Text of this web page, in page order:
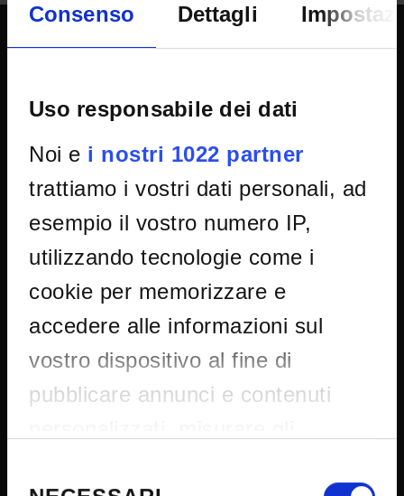
Consenso Dettagli
Uso responsabile dei dati
Noi e i nostri 1022 partner
trattiamo i vostri dati personali, ad
esempio il vostro numero IP,
utilizzando tecnologie come i
cookie per memorizzare e
accedere alle informazioni sul
vostro dispositivo al fine di
pubblicare annunci e contenuti
Albo Ufficiale
Concorsi
Gare di appalto
Atti di notifica
Cookie
Sponsorizzazioni e donazioni
Iniziative e convegni